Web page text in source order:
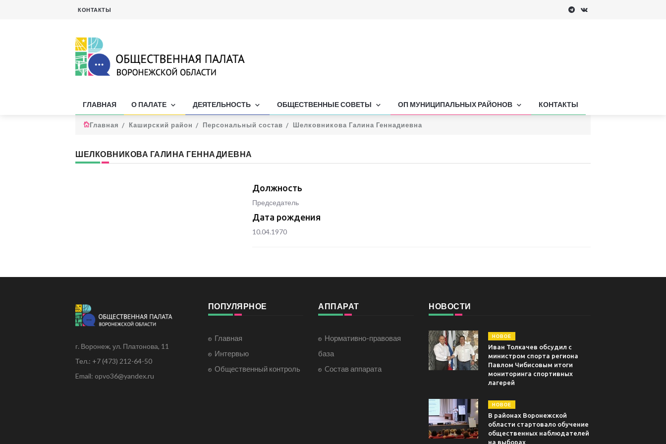
КОНТАКТЫ
ГЛАВНАЯ О ПАЛАТЕ ДЕЯТЕЛЬНОСТЬ ОБЩЕСТВЕННЫЕ СОВЕТЫ ОП МУНИЦИПАЛЬНЫХ РАЙОНОВ КОНТАКТЫ
Главная Каширский район Персональный состав Шелковникова Галина Геннадиевна
ШЕЛКОВНИКОВА ГАЛИНА ГЕННАДИЕВНА
Должность
Председатель
Дата рождения
10.04.1970
г. Воронеж, ул. Платонова, 11
Тел.: +7 (473) 212-64-50
Email: opvo36@yandex.ru
ПОПУЛЯРНОЕ
Главная
Интервью
Общественный контроль
АППАРАТ
Нормативно-правовая
база
Cостав аппарата
НОВОСТИ
НОВОЕ
Иван Толкачев обсудил с
министром спорта региона
Павлом Чибисовым итоги
мониторинга спортивных
лагерей
НОВОЕ
В районах Воронежской
области стартовало обучение
общественных наблюдателей
на выборах